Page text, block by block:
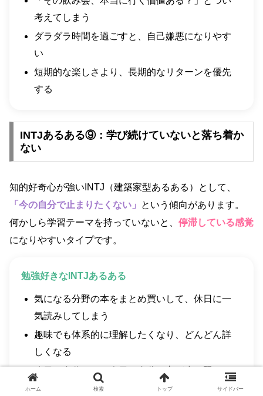
考えてしまう
ダラダラ時間を過ごすと、自己嫌悪になりやす
い
短期的な楽しさより、長期的なリターンを優先
する
INTJあるある⑨：学び続けていないと落ち着か
ない
知的好奇心が強いINTJ（建築家型あるある）として、
「今の自分で止まりたくない」
という傾向があります。
何かしら学習テーマを持っていないと、 停滞している感覚
になりやすいタイプです。
勉強好きなINTJあるある
気になる分野の本をまとめ買いして、休日に一
気読みしてしまう
趣味でも体系的に理解したくなり、どんどん詳
しくなる
昨日の自分より、今日の自分の方が少し賢くな
っていたいと感じる
ホーム 検索 トップ サイドバー